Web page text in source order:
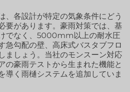
、各設計が特定の気象条件にどう
要があります。豪雨対策では、基
でなく、5000mm以上の耐水圧
急勾配の壁、高床式バスタブフロ
ましょう。当社のモンスーン対応
の豪雨テストから生まれた機能と
導く雨樋システムを追加していま